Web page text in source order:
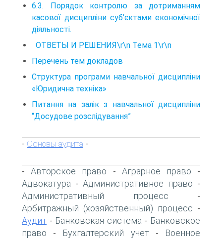
6.3. Порядок контролю за дотриманням
касової дисципліни суб’єктами економічної
діяльності.
ОТВЕТЫ И РЕШЕНИЯ\r\n Тема 1\r\n
Перечень тем докладов
Структура програми навчальної дисципліни
«Юридична техніка»
Питання на залік з навчальної дисципліни
“Досудове розслідування”
- Основы аудита -
-Авторское право - Аграрное право -
Адвокатура - Административное право -
Административный процесс -
Арбитражный (хозяйственный) процесс -
Аудит - Банковская система - Банковское
право - Бухгалтерский учет-
Военное